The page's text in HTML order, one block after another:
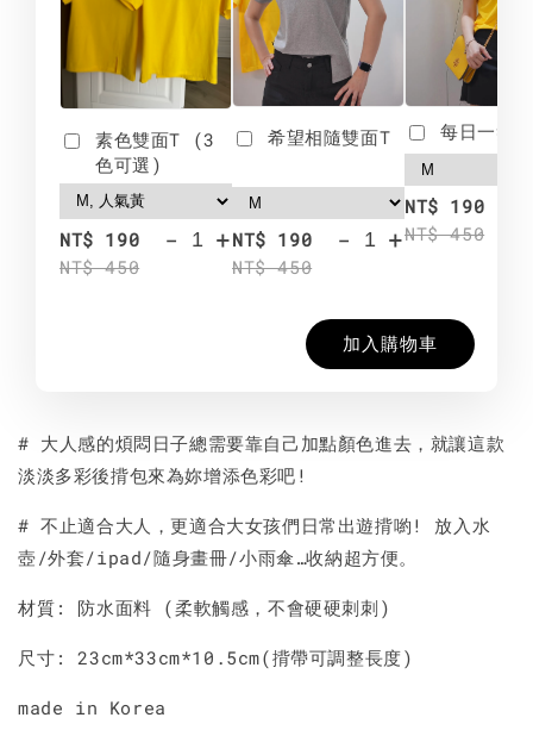
素色雙面T (3
色可選)
NT$ 190
NT$ 450
- +
希望相隨雙面T
NT$ 190
NT$ 450
- +
每日一笑
NT$ 190
NT$ 450
加入購物車
# 大人感的煩悶日子總需要靠自己加點顏色進去，就讓這款
淡淡多彩後揹包來為妳增添色彩吧!
# 不止適合大人，更適合大女孩們日常出遊揹喲! 放入水
壺/外套/ipad/隨身畫冊/小雨傘…收納超方便。
材質: 防水面料 (柔軟觸感，不會硬硬刺刺)
尺寸: 23cm*33cm*10.5cm(揹帶可調整長度)
made in Korea